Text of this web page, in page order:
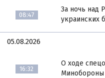
08:47
За ночь над
украинских
05.08.2026
16:32
О ходе
Минобороны